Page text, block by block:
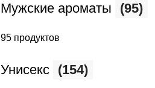
Мужские ароматы (95)
95 продуктов
Унисекс (154)